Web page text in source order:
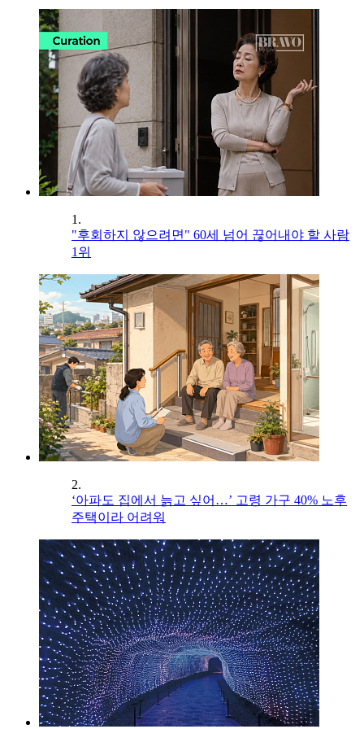
1.
"후회하지 않으려면" 60세 넘어 끊어내야 할 사람
1위
2.
‘아파도 집에서 늙고 싶어…’ 고령 가구 40% 노후
주택이라 어려워